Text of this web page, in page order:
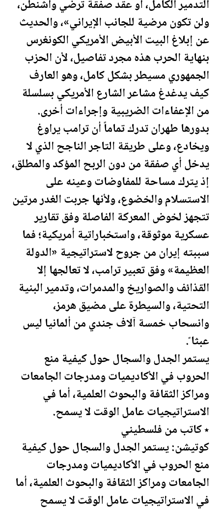
التدمير الكامل، أو عقد صفقة ترضي واشنطن،
ولن تكون مرضية للجانب الإيراني»، والحديث
عن إبلاغ البيت الأبيض الأمريكي الكونغرس
بنهاية الحرب هذه مجرد تفاصيل، لأن الحزب
الجمهوري مسيطر بشكل كامل، وهو العارف
كيف يدغدغ مشاعر الشارع الأمريكي بسلسلة
من الإعفاءات الضريبية وإجراءات أخرى.
بدورها طهران تدرك تماماً أنترامبيراوغ
ويخادع، وعلى طريقة التاجر الناجح الذي لا
يدخل أي صفقة من دون الربح المؤكد والمطلق،
إذ يترك مساحة للمفاوضات وعينه على
الاستسلام والخضوع، ولأنها جربت الغدر مرتين
تتجهز لخوض المعركة الفاصلة وفق تقارير
عسكرية موثوقة، واستخباراتية أمريكية؛ فما
سببته إيران من جروح لاستراتيجية «الدولة
العظيمة» وفق تعبيرترامب، لا تعالجها إلا
القذائف والصواريخ والمدمرات، وتدمير البنية
التحتية، والسيطرة على مضيق هرمز،
وانسحابخمسة آلاف جندي من ألمانيا ليس
عبثا ً.
يستمر الجدل والسجال حول كيفية منع
الحروب في الأكاديميات ومدرجات الجامعات
ومراكز الثقافة والبحوث العلمية، أما في
الاستراتيجيات عامل الوقت لا يسمح.
٭ كاتب منفلسطيني
كوتيشن: يستمر الجدل والسجال حول كيفية
منع الحروب في الأكاديميات ومدرجات
الجامعات ومراكز الثقافة والبحوث العلمية، أما
في الاستراتيجيات عامل الوقت لا يسمح